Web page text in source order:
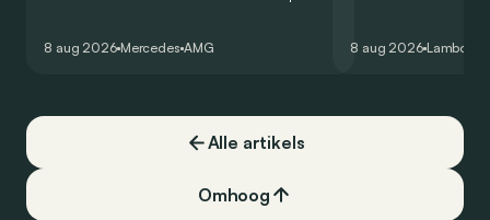
8 aug 2026 Mercedes AMG
een record voor
8 aug 2026
Alle artikels
Omhoog